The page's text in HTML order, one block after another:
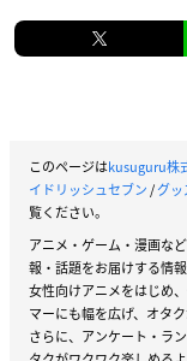
このページはkusuguru株
イドリッシュセブン/グッ
覧ください。
アニメ・ゲーム・漫画な
報・話題をお届けする情
女性向けアニメをはじめ
マーにも幅を広げ、オタ
さらに、アンケート・ラ